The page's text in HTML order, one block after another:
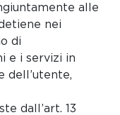
alle
nei
di
e i servizi in
dell’utente,
dall’art. 13